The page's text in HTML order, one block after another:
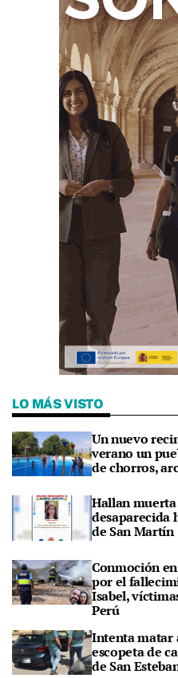
LO MÁS VISTO
Un nuevo
verano un
de chorros,
Hallan
desaparecida
de San Martín
Conmoción
por el
Isabel,
Perú
Intenta matar
escopeta de
de San